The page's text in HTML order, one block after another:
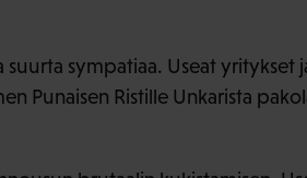
sympatiaa. Useat yritykset
Punaisen Ristille Unkarista